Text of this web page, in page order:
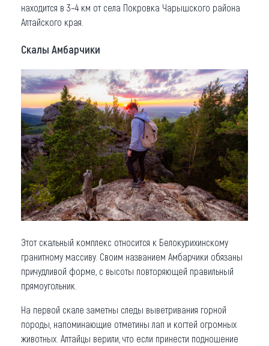
находится в 3–4 км от села Покровка Чарышского района
Алтайского края.
Скалы Амбарчики
Этот скальный комплекс относится к Белокурихинскому
гранитному массиву. Своим названием Амбарчики обязаны
причудливой форме, с высоты повторяющей правильный
прямоугольник.
На первой скале заметны следы выветривания горной
породы, напоминающие отметины лап и когтей огромных
животных. Алтайцы верили, что если принести подношение